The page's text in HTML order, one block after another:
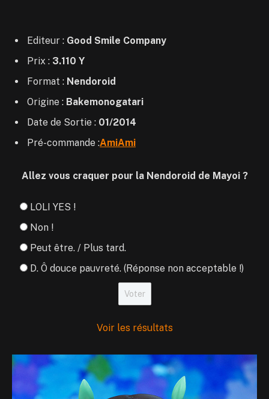
Editeur : Good Smile Company
Prix : 3.110 Y
Format : Nendoroid
Origine : Bakemonogatari
Date de Sortie : 01/2014
Pré-commande :AmiAmi
Allez vous craquer pour la Nendoroid de Mayoi ?
LOLI YES !
Non !
Peut être. / Plus tard.
D. Ô douce pauvreté. (Réponse non acceptable !)
Voir les résultats